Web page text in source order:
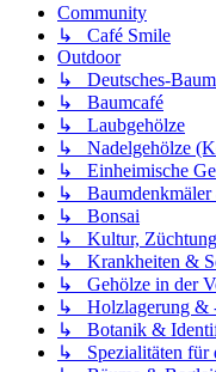
Community
↳ Café Smile
Outdoor
↳ Deutsches-
↳ Baumcafé
↳ Laubgehölze
↳ Nadelgehölze
↳ Einheimische
↳ Baumdenkmäler
↳ Bonsai
↳ Kultur,
↳ Krankheiten &
↳ Gehölze in der
↳ Holzlagerung & -
↳ Botanik &
↳ Spezialitäten für